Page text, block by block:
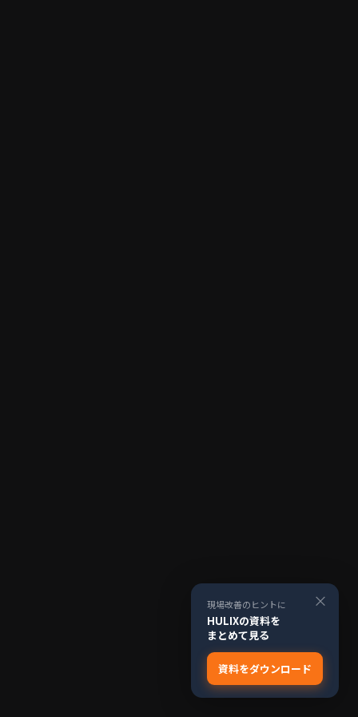
×
現場改善のヒントに
HULIXの資料を
まとめて見る
資料をダウンロード